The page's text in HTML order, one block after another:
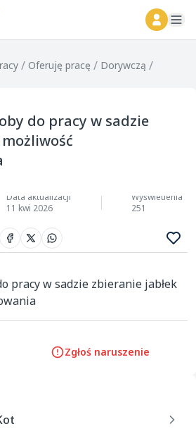
/ Oferuję pracę / Dorywczą /
do pracy w sadzie
Data aktualizacji
11 kwi 2026
Wyświetlenia
251
pracy w sadzie zbieranie jabłek
Zgłoś naruszenie